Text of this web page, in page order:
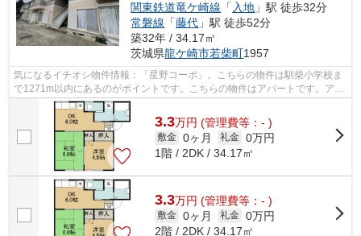
関東鉄道竜ケ崎線 「 入地 」駅 徒歩32分
常磐線 「藤代 」駅 徒歩52分
築32年 / 34.17㎡
茨城県龍ケ崎市若柴町1957
気になるイチオシ物件情報：「星野コーポ」。こちらの物件は馴柴小学校ま
で1271m以内にあるのがポイントです。こちらの物件はアパートです。アパ
ートマンション館 龍ヶ崎店への来店予...
3.3万円 (管理費等：- )
敷金 0ヶ月 礼金 0万円
1階 / 2DK / 34.17㎡
3.3万円 (管理費等：- )
敷金 0ヶ月 礼金 0万円
2階 / 2DK / 34.17㎡